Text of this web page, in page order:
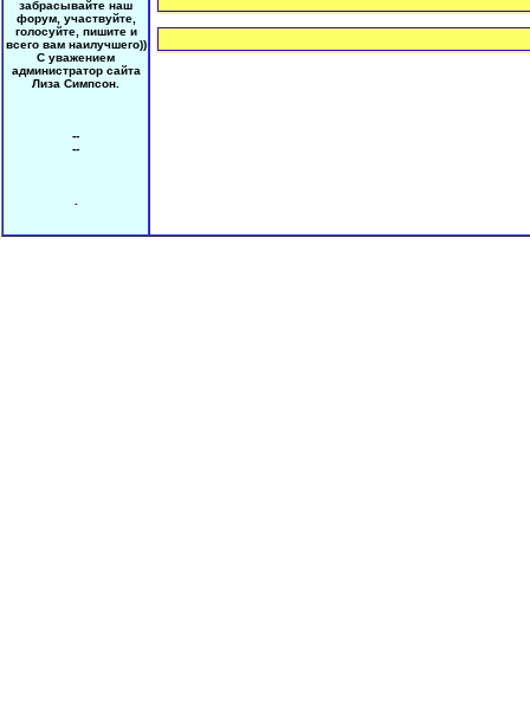
забрасывайте наш
форум, участвуйте,
голосуйте, пишите и
всего вам наилучшего))
С уважением
администратор сайта
Лиза Симпсон.
--
--